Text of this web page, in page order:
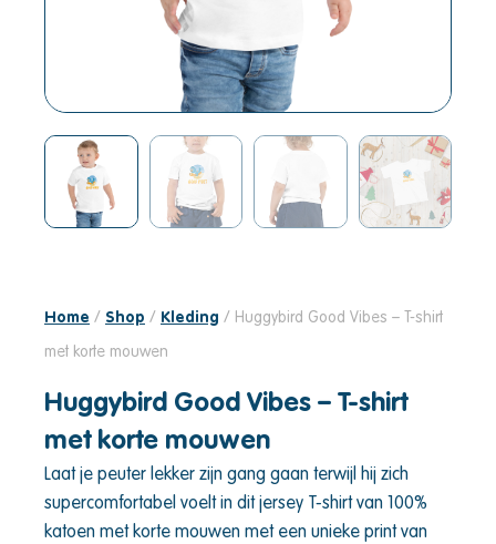
Home / Shop / Kleding / Huggybird Good Vibes – T-shirt
met korte mouwen
Huggybird Good Vibes – T-shirt
met korte mouwen
Laat je peuter lekker zijn gang gaan terwijl hij zich
supercomfortabel voelt in dit jersey T-shirt van 100%
katoen met korte mouwen met een unieke print van